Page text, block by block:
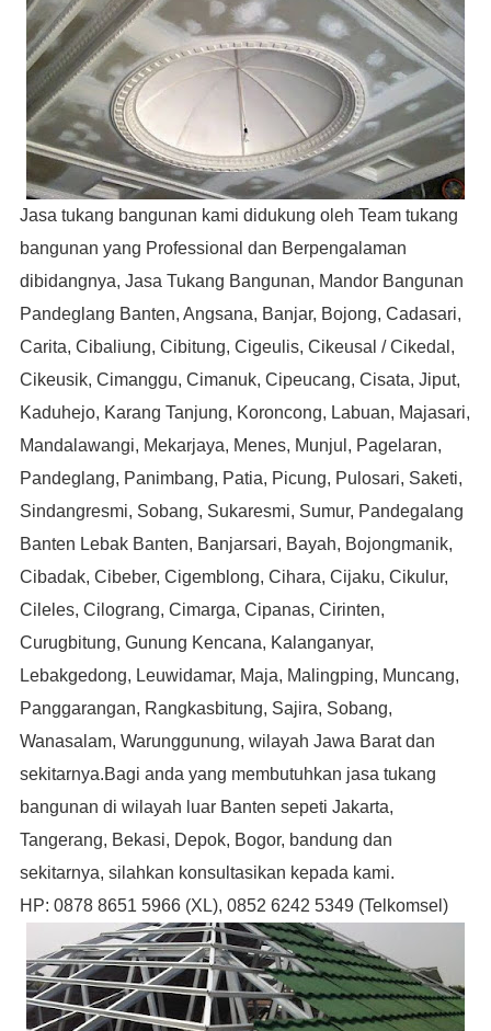
Jasa tukang bangunan kami didukung oleh Team tukang
bangunan yang Professional dan Berpengalaman
dibidangnya, Jasa Tukang Bangunan, Mandor Bangunan
Pandeglang Banten, Angsana, Banjar, Bojong, Cadasari,
Carita, Cibaliung, Cibitung, Cigeulis, Cikeusal / Cikedal,
Cikeusik, Cimanggu, Cimanuk, Cipeucang, Cisata, Jiput,
Kaduhejo, Karang Tanjung, Koroncong, Labuan, Majasari,
Mandalawangi, Mekarjaya, Menes, Munjul, Pagelaran,
Pandeglang, Panimbang, Patia, Picung, Pulosari, Saketi,
Sindangresmi, Sobang, Sukaresmi, Sumur, Pandegalang
Banten Lebak Banten, Banjarsari, Bayah, Bojongmanik,
Cibadak, Cibeber, Cigemblong, Cihara, Cijaku, Cikulur,
Cileles, Cilograng, Cimarga, Cipanas, Cirinten,
Curugbitung, Gunung Kencana, Kalanganyar,
Lebakgedong, Leuwidamar, Maja, Malingping, Muncang,
Panggarangan, Rangkasbitung, Sajira, Sobang,
Wanasalam, Warunggunung, wilayah Jawa Barat dan
sekitarnya.Bagi anda yang membutuhkan jasa tukang
bangunan di wilayah luar Banten sepeti Jakarta,
Tangerang, Bekasi, Depok, Bogor, bandung dan
sekitarnya, silahkan konsultasikan kepada kami.
HP: 0878 8651 5966 (XL), 0852 6242 5349 (Telkomsel)